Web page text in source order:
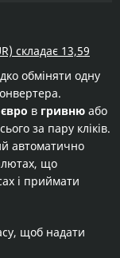
складає 13,59
обміняти одну
в гривню або
за пару кліків.
автоматично
що
і приймати
щоб надати